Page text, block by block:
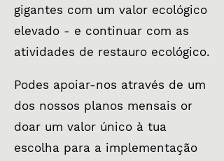
gigantes com um valor ecológico
elevado - e continuar com as
atividades de restauro ecológico.
Podes apoiar-nos através de um
dos nossos planos mensais or
doar um valor único à tua
escolha para a implementação